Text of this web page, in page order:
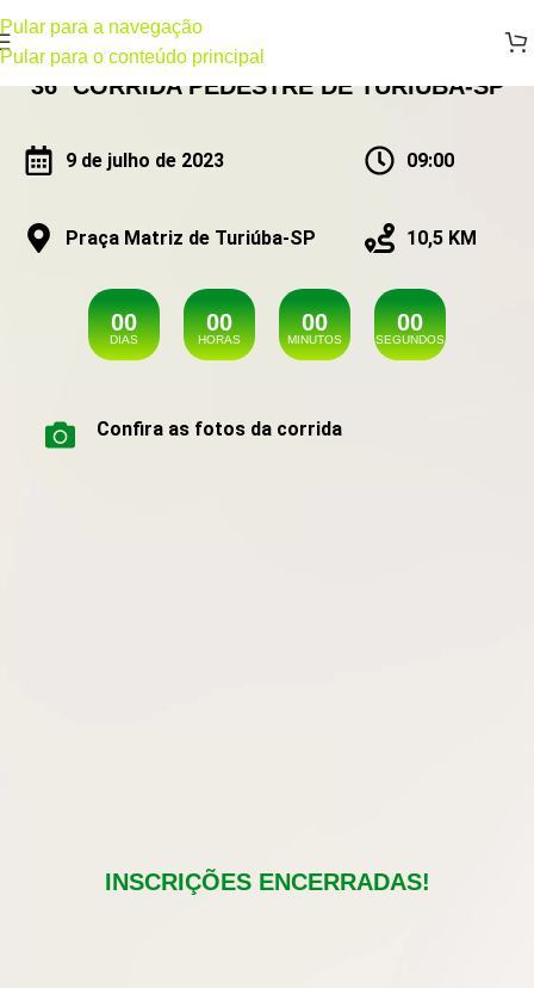
Pular para a navegação
Pular para o conteúdo principal
36ª CORRIDA PEDESTRE DE TURIÚBA-SP
9 de julho de 2023 09:00
Praça Matriz de Turiúba-SP 10,5 KM
00
DIAS
00
HORAS
00
MINUTOS
00
SEGUNDOS
Confira as fotos da corrida
INSCRIÇÕES ENCERRADAS!